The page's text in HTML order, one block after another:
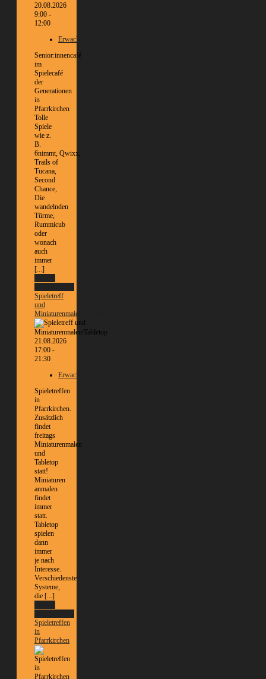
20.08.2026
9:00 -
12:00
Erwachsene
Senior:innencafé
im
Spielecafé
der
Generationen
in
Pfarrkirchen
Tolle
Spiele
wie z.
B.
6nimmt, Qwixx,
Trails of
Tucana,
Second
Chance,
Die
wandelnden
Türme,
Rummicub
oder
wonach
auch
immer
[...]
Spieletreff
und
Miniaturenmalen/Tabletop
21.08.2026
17:00 -
21:30
Erwachsene
Spieletreffen
in
Pfarrkirchen.
Zusätzlich
findet
freitags
Miniaturenmalen
und
Tabletop
statt!
Miniaturen
anmalen
findet
immer
statt.
Tabletop
spielen
dann
immer
je nach
Interesse.
Verschiedenste
Systeme,
die [...]
Spieletreffen
in
Pfarrkirchen